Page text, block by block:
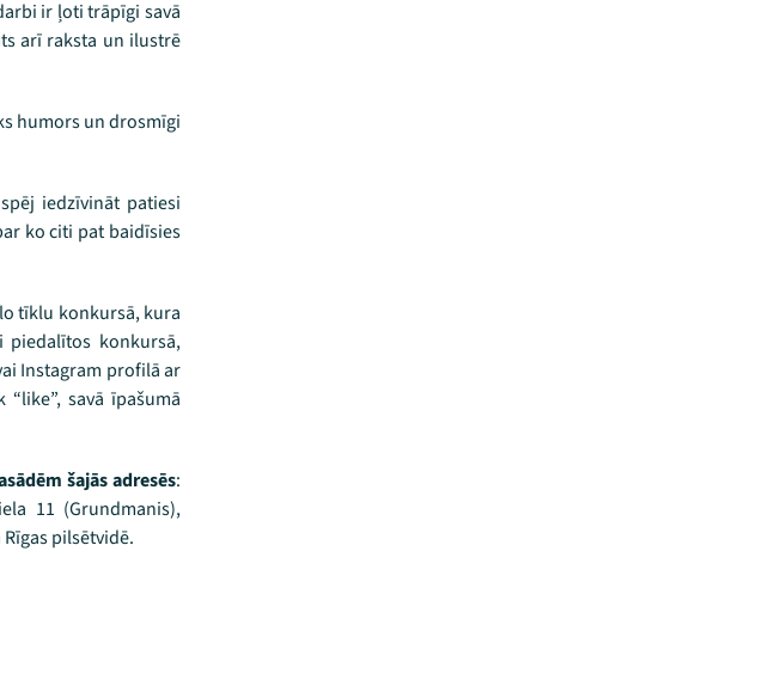
ir ļoti trāpīgi savā
arī raksta un ilustrē
humors un drosmīgi
iedzīvināt patiesi
ko citi pat baidīsies
tīklu konkursā, kura
piedalītos konkursā,
Instagram profilā ar
savā īpašumā
šajās adresēs:
11 (Grundmanis),
pilsētvidē.